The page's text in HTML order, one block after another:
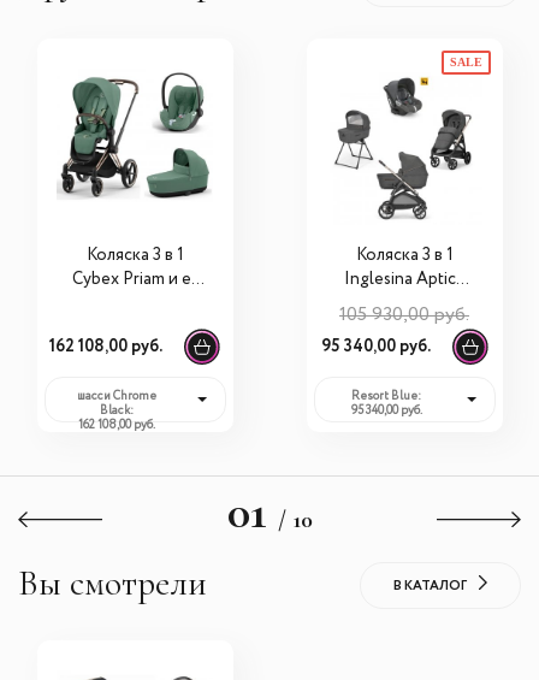
Коляска 3 в 1
Cybex Priam и e-
Green (шасси на
выбор)
162 108,00 руб.
шасси Chrome
Black:
162 108,00 руб.
SALE
Коляска 3 в 1
Inglesina Aptica
System Quattro
(Darwin)
105 930,00 руб.
95 340,00 руб.
Resort Blue:
95 340,00 руб.
01 / 10
Вы смотрели В КАТАЛОГ